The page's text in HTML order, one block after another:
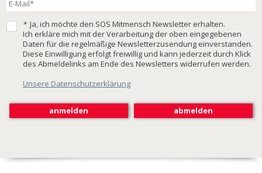
* Ja, ich möchte den SOS Mitmensch Newsletter erhalten.
Ich erkläre mich mit der Verarbeitung der oben eingegebenen
Daten für die regelmäßige Newsletterzusendung einverstanden.
Diese Einwilligung erfolgt freiwillig und kann jederzeit durch Klick
des Abmeldelinks am Ende des Newsletters widerrufen werden.
Unsere Datenschutzerklärung